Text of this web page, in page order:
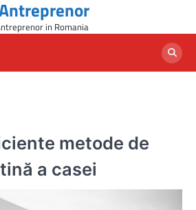
in Romania
metode de
a casei